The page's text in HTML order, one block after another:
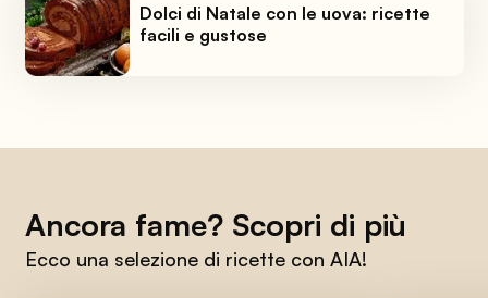
Dolci di Natale con le uova: ricette
facili e gustose
Ancora fame? Scopri di più
Ecco una selezione di ricette con AIA!